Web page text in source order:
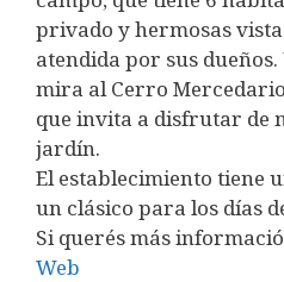
privado y hermosas
atendida por sus
mira al Cerro
que invita a disfrutar de
jardín.
El establecimiento tiene
un clásico para los días
Si querés más
Web